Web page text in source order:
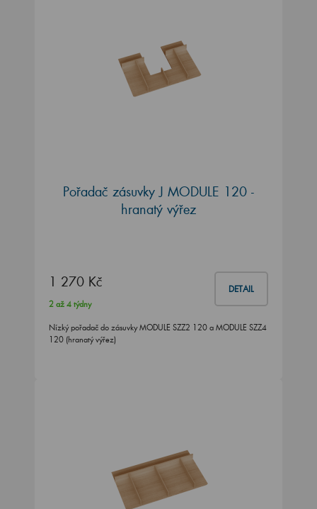
Pořadač zásuvky J MODULE 120 -
hranatý výřez
1 270 Kč DETAIL
2 až 4 týdny
Nízký pořadač do zásuvky MODULE SZZ2 120 a MODULE SZZ4
120 (hranatý výřez)